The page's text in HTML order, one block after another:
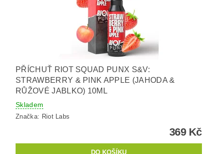
PŘÍCHUŤ RIOT SQUAD PUNX S&V:
STRAWBERRY & PINK APPLE (JAHODA &
RŮŽOVÉ JABLKO) 10ML
Skladem
Značka: Riot Labs
369 Kč